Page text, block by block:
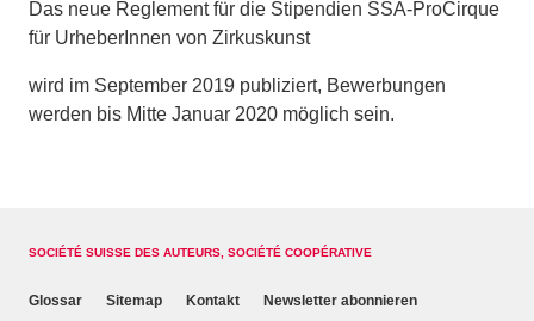
Das neue Reglement für die Stipendien SSA-ProCirque
für UrheberInnen von Zirkuskunst
wird im September 2019 publiziert, Bewerbungen
werden bis Mitte Januar 2020 möglich sein.
SOCIÉTÉ SUISSE DES AUTEURS, SOCIÉTÉ COOPÉRATIVE
Glossar Sitemap Kontakt Newsletter abonnieren